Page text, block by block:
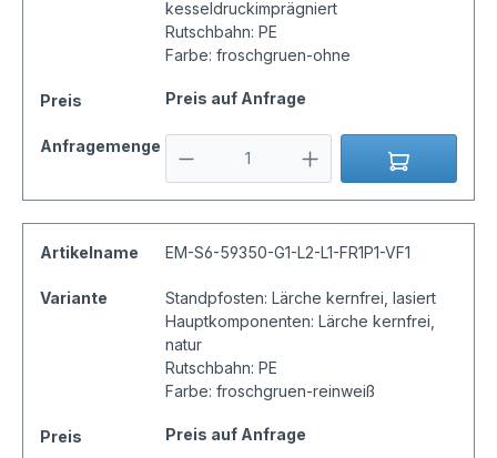
kesseldruckimprägniert
Rutschbahn: PE
Farbe: froschgruen-ohne
Preis Preis auf Anfrage
Anfragemenge
Artikelname EM-S6-59350-G1-L2-L1-FR1P1-VF1
Variante
Standpfosten: Lärche kernfrei, lasiert
Hauptkomponenten: Lärche kernfrei,
natur
Rutschbahn: PE
Farbe: froschgruen-reinweiß
Preis Preis auf Anfrage